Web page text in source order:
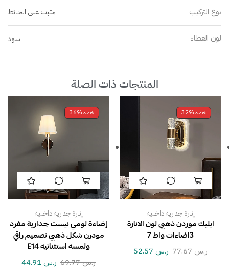
نوع التركيب مثبت على الحائط
لون الغطاء اسود
المنتجات ذات الصلة
خصم32%
إنارة جدارية داخلية
ابليك موردن ذهبي لون الانارة
3اضاءات واط 7
ر.س77.67 ر.س
خصم36%
إنارة جدارية داخلية
إضاءة لومي نيست جدارية مفرد
مودرن شكل ذهبي تصميم راقي
ولمسه استثنائيه E14
ر.س69.77 ر.س